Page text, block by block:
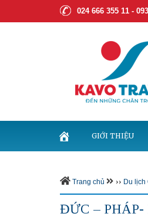
024 666 355 11 -
GIỚI THIỆU
Trang chủ ›› Du lịch
ĐỨC –